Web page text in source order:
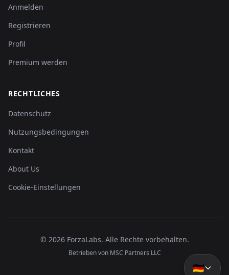
Anmelden
Registrieren
Profil
Premium werden
RECHTLICHES
Datenschutz
Nutzungsbedingungen
Kontakt
About Us
Cookie-Einstellungen
© 2026 ForzaLabs. Alle Rechte vorbehalten.
Betrieben von MSC Partners LLC
🇩🇪